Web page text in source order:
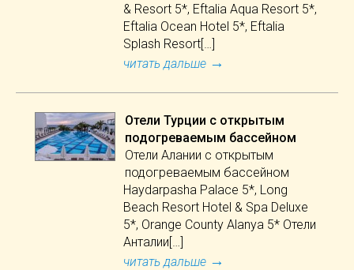
& Resort 5*, Eftalia Aqua Resort 5*,
Eftalia Ocean Hotel 5*, Eftalia
Splash Resort[…]
читать дальше →
Отели Турции с открытым
подогреваемым бассейном
Отели Алании с открытым
подогреваемым бассейном
Haydarpasha Palace 5*, Long
Beach Resort Hotel & Spa Deluxe
5*, Orange County Alanya 5* Отели
Анталии[…]
читать дальше →